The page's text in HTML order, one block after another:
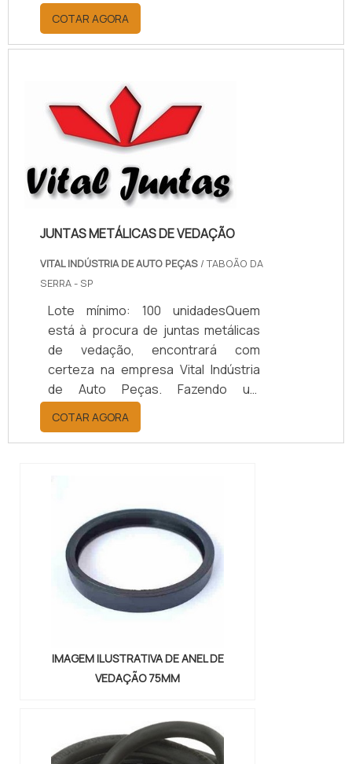
por meio da plataforma e
descobrindo a melhor referência do
mercado.MAIS INFORMAÇÕES
HIDRÁULICO PARA ALTA
TEMPERATURASe alguém pesquisar
papelão hidráulico para alta
temperatura encontra na internet a
kaelved. Uma empresa com alto
know-how em laudos ...
COTAR AGORA
JUNTAS METÁLICAS DE VEDAÇÃO
VITAL INDÚSTRIA DE AUTO PEÇAS / TABOÃO DA
SERRA - SP
Lote mínimo: 100 unidadesQuem
está à procura de juntas metálicas
de vedação, encontrará com
certeza na empresa Vital Indústria
de Auto Peças. Fazendo um
orçamento por meio da maior
empresa da área, é possível achar a
sofisticação, qualidade e preço
vedação, com a melhor mão de obra
da Vital Indústria de Auto Peças, o
cliente receberá ótima qualidade
com responsabilidade ambient...
COTAR AGORA
IMAGEM ILUSTRATIVA DE ANEL DE
VEDAÇÃO 75MM